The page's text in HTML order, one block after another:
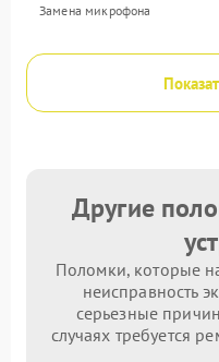
Замена микрофона
Другие
Поломки, которые
неисправность
серьезные
случаях требуется